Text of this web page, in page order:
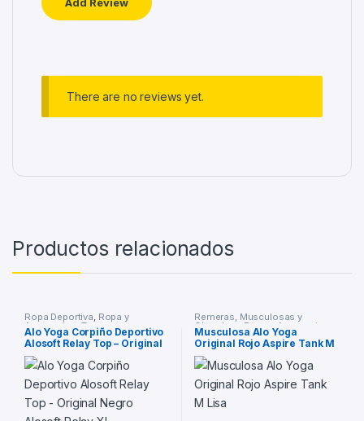
There are no reviews yet.
Productos relacionados
Ropa Deportiva, Ropa y
Accesorios,Tops
Alo Yoga Corpiño Deportivo
Alosoft Relay Top – Original
Negro Alosoft Relay Xl
Remeras, Musculosas y
Chombas Ropa y Accesorios
Musculosa Alo Yoga
Original Rojo Aspire Tank M
Lisa